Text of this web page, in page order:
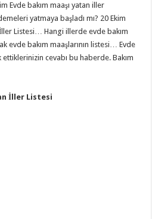
Evde bakım maaşı yatan iller
yatmaya başladı mı? 20 Ekim
İller Listesi… Hangi illerde evde bakım
evde bakım maaşlarının listesi… Evde
ettiklerinizin cevabı bu haberde. Bakım
İller Listesi